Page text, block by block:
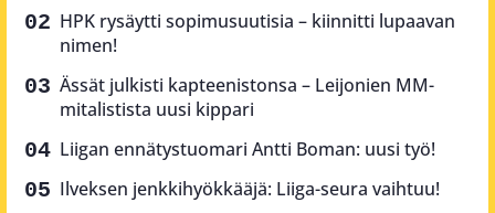
HPK rysäytti sopimusuutisia – kiinnitti lupaavan
nimen!
Ässät julkisti kapteenistonsa – Leijonien MM-
mitalistista uusi kippari
Liigan ennätystuomari Antti Boman: uusi työ!
Ilveksen jenkkihyökkääjä: Liiga-seura vaihtuu!